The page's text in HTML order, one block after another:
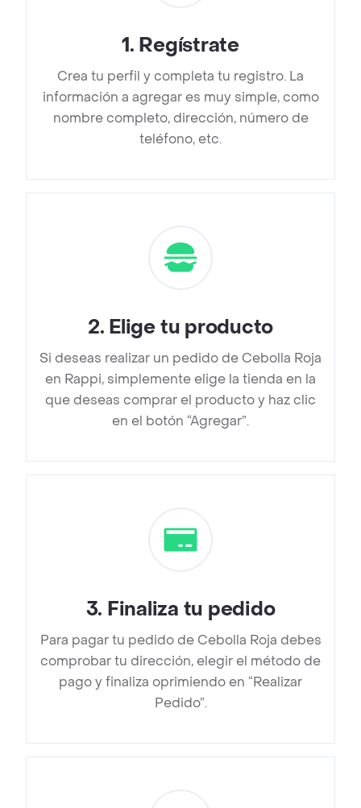
1. Regístrate
Crea tu perfil y completa tu registro. La
información a agregar es muy simple, como
nombre completo, dirección, número de
teléfono, etc.
2. Elige tu producto
Si deseas realizar un pedido de Cebolla Roja
en Rappi, simplemente elige la tienda en la
que deseas comprar el producto y haz clic
en el botón “Agregar”.
3. Finaliza tu pedido
Para pagar tu pedido de Cebolla Roja debes
comprobar tu dirección, elegir el método de
pago y finaliza oprimiendo en “Realizar
Pedido”.